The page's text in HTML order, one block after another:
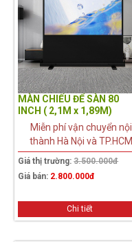
MÀN CHIẾU ĐỂ SÀN 80
INCH ( 2,1M x 1,89M)
Miễn phí vận chuyển nội
thành Hà Nội và TP.HCM
Giá thị trường:3.500.000đ
Giá bán: 2.800.000đ
Chi tiết